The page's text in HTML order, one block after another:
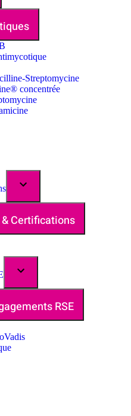
Streptomycine
concentrée
Certifications
RSE